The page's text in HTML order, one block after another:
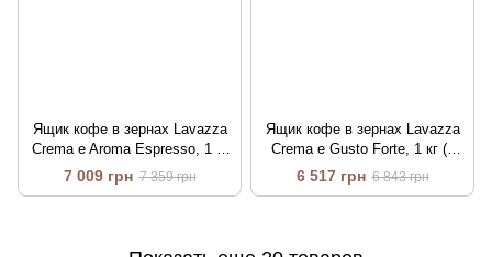
Ящик кофе в зернах Lavazza
Crema e Aroma Espresso, 1 кг
(в ящике 6 шт)
7 009 грн 7 359 грн
Ящик кофе в зернах Lavazza
Crema e Gusto Forte, 1 кг (в
ящике 6 шт)
6 517 грн 6 843 грн